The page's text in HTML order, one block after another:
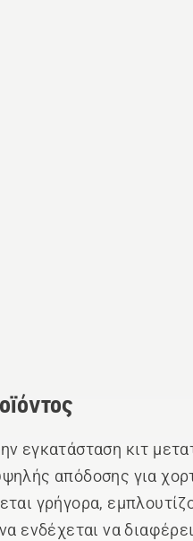
εγκατάσταση κιτ
απόδοσης για
γρήγορα,
ενδέχεται να